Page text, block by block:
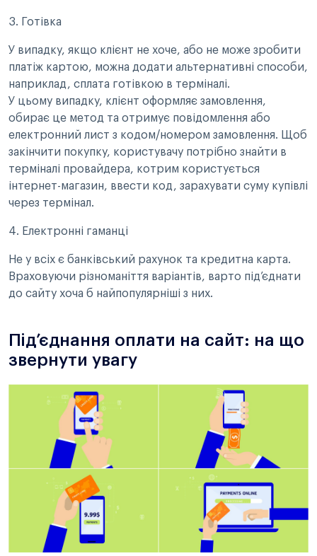
3. Готівка
У випадку, якщо клієнт не хоче, або не може зробити
платіж картою, можна додати альтернативні способи,
наприклад, сплата готівкою в терміналі.
У цьому випадку, клієнт оформляє замовлення,
обирає це метод та отримує повідомлення або
електронний лист з кодом/номером замовлення. Щоб
закінчити покупку, користувачу потрібно знайти в
терміналі провайдера, котрим користується
інтернет-магазин, ввести код, зарахувати суму купівлі
через термінал.
4. Електронні гаманці
Не у всіх є банківський рахунок та кредитна карта.
Враховуючи різноманіття варіантів, варто під’єднати
до сайту хоча б найпопулярніші з них.
Під’єднання оплати на сайт: на що
звернути увагу